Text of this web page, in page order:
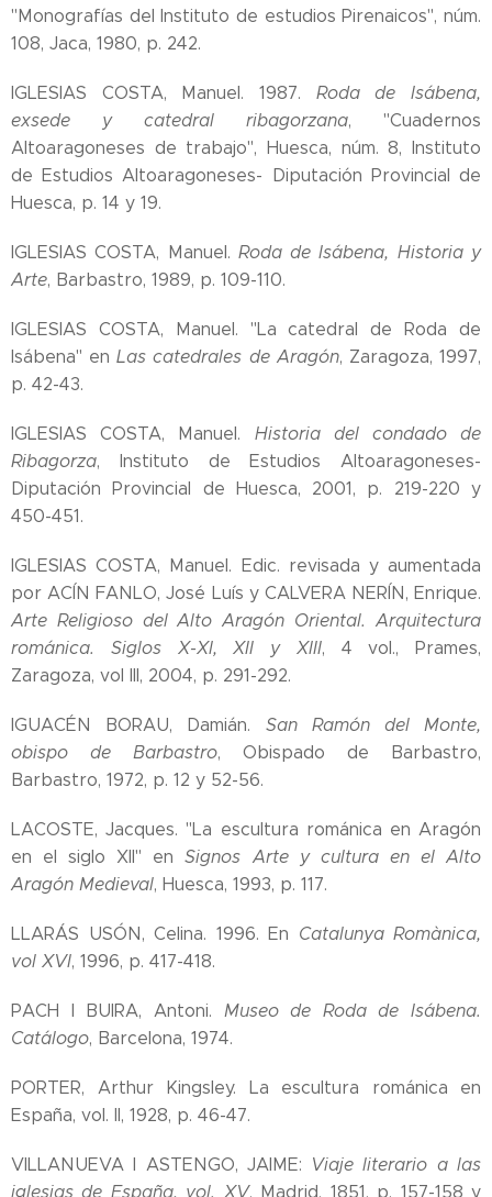
"Monografías del Instituto de estudios Pirenaicos", núm.
108, Jaca, 1980, p. 242.
IGLESIAS COSTA, Manuel. 1987. Roda de Isábena,
exsede y catedral ribagorzana, "Cuadernos
Altoaragoneses de trabajo", Huesca, núm. 8, Instituto
de Estudios Altoaragoneses- Diputación Provincial de
Huesca, p. 14 y 19.
IGLESIAS COSTA, Manuel. Roda de Isábena, Historia y
Arte, Barbastro, 1989, p. 109-110.
IGLESIAS COSTA, Manuel. "La catedral de Roda de
Isábena" enLas catedrales de Aragón, Zaragoza, 1997,
p. 42-43.
IGLESIAS COSTA, Manuel. Historia del condado de
Ribagorza, Instituto de Estudios Altoaragoneses-
Diputación Provincial de Huesca, 2001, p. 219-220 y
450-451.
IGLESIAS COSTA, Manuel. Edic. revisada y aumentada
por ACÍN FANLO, José Luís y CALVERA NERÍN, Enrique.
Arte Religioso del Alto Aragón Oriental. Arquitectura
románica. Siglos X-XI, XII y XIII, 4 vol., Prames,
Zaragoza, vol III, 2004, p. 291-292.
IGUACÉN BORAU, Damián. San Ramón del Monte,
obispo de Barbastro, Obispado de Barbastro,
Barbastro, 1972, p. 12 y 52-56.
LACOSTE, Jacques. "La escultura románica en Aragón
en el siglo XII" enSignos Arte y cultura en el Alto
Aragón Medieval, Huesca, 1993, p. 117.
LLARÁS USÓN, Celina. 1996. En Catalunya Romànica,
vol XVI, 1996, p. 417-418.
PACH I BUIRA, Antoni. Museo de Roda de Isábena.
Catálogo, Barcelona, 1974.
PORTER, Arthur Kingsley. La escultura románica en
España, vol. II, 1928, p. 46-47.
VILLANUEVA I ASTENGO, JAIME: Viaje literario a las
iglesias de España, vol. XV, Madrid, 1851, p. 157-158 y